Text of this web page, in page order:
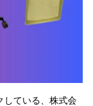
している、株式会